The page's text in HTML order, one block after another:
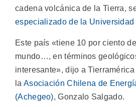
cadena volcánica de la Tierra,
especializado de la
Este país «tiene 10 por ciento
mundo…, en términos
interesante», dijo a
la Asociación Chilena de
(Achegeo), Gonzalo Salgado.